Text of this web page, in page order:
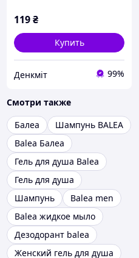
119₴
Купить
Денкміт 99%
Смотри также
Балеа
Шампунь BALEA
Balea Балеа
Гель для душа Balea
Гель для душа
Шампунь
Balea men
Balea жидкое мыло
Дезодорант balea
Женский гель для душа